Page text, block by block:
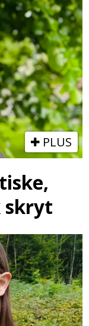
PLUS
skryt